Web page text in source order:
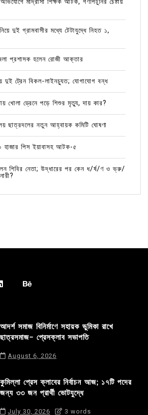
মাদ্রাসা শিক্ষক আটক, গণপিটুনির চেষ্টায়
দুই গ্রামবাসীর মধ্যে টেটাযুদ্ধে নিহত ১,
প্রশাসক হলেন রোজী আক্তার
দুই ট্রেন বিকল-লাইনচ্যুত; যোগাযোগ বন্ধ
খোলা ড্রেনে পড়ে শিশুর মৃত্যু, দায় কার?
ছাত্রদলের নতুন আহ্বায়ক কমিটি ঘোষণা
হাজার পিস ইয়াবাসহ আটক-৫
শিবির নেতা; উদ্ধারের পর কেন ধ/র্ষ/ণ ও ভ্রু/
আদর্শ সমাজ বিনির্মাণে সহায়ক ভুমিকা রাখে
ছাত্রসমাজ- প্রেসক্লাব সভাপতি
August 6, 2026
কুমিল্লা প্রেস ক্লাবের নির্বাচন আজ; ১৭টি পদের
জন্য ৩৩ জন প্রার্থী ভোটযুদ্ধে
July 30, 2026 3 words